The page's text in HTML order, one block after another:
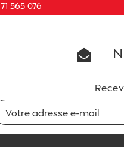
565 076